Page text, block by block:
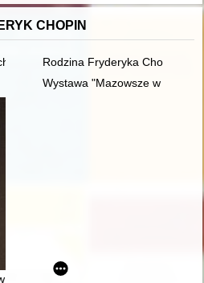
CHOPIN
Rodzina Fryderyka Chopina
Wystawa "Mazowsze w
paryskich 1830-1848